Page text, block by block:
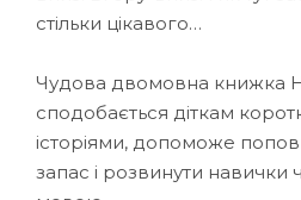
стільки цікавого…
Чудова двомовна книжка
сподобається діткам
історіями, допоможе
запас і розвинути навички